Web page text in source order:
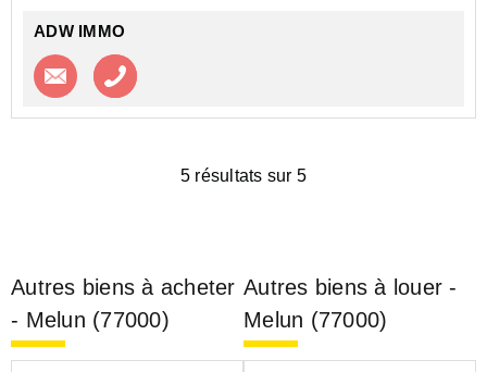
ADW IMMO
Contacter l'agence
5 résultats sur 5
Autres biens à acheter
- Melun (77000)
Autres biens à louer -
Melun (77000)